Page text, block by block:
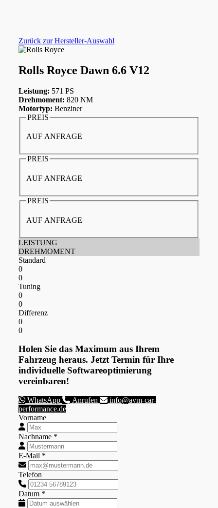
Zurück zur Hersteller-Auswahl
Rolls Royce Dawn 6.6 V12
Leistung: 571 PS
Drehmoment: 820 NM
Motortyp: Benziner
PREIS
AUF ANFRAGE
PREIS
AUF ANFRAGE
PREIS
AUF ANFRAGE
LEISTUNG
DREHMOMENT
Standard
0
0
Tuning
0
0
Differenz
0
0
Holen Sie das Maximum aus Ihrem
Fahrzeug heraus. Jetzt Termin für Ihre
individuelle Softwareoptimierung
vereinbaren!
WhatsApp Anrufen
info@avm-car-
performance.de
Vorname
Nachname *
E-Mail *
Telefon
Datum *